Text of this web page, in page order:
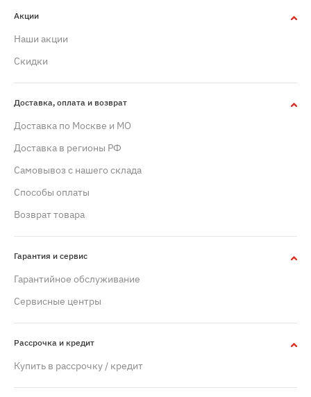
Акции
Наши акции
Скидки
Доставка, оплата и возврат
Доставка по Москве и МО
Доставка в регионы РФ
Самовывоз с нашего склада
Способы оплаты
Возврат товара
Гарантия и сервис
Гарантийное обслуживание
Сервисные центры
Рассрочка и кредит
Купить в рассрочку / кредит